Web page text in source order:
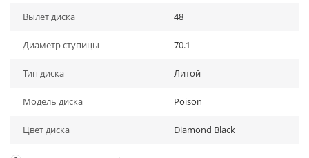
Вылет диска 48
Диаметр ступицы 70.1
Тип диска Литой
Модель диска Poison
Цвет диска Diamond Black